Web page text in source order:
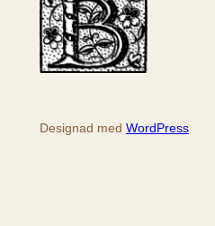
Designad med WordPress